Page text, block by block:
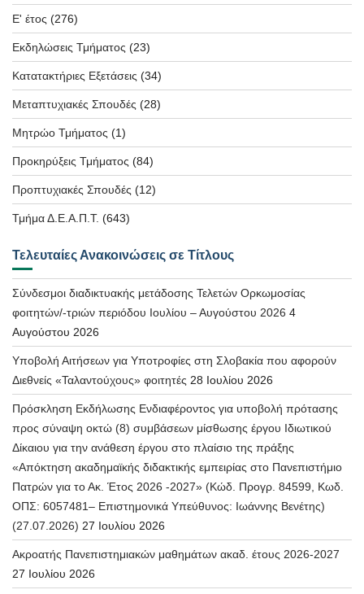
Ε' έτος (276)
Εκδηλώσεις Τμήματος (23)
Κατατακτήριες Εξετάσεις (34)
Μεταπτυχιακές Σπουδές (28)
Μητρώο Τμήματος (1)
Προκηρύξεις Τμήματος (84)
Προπτυχιακές Σπουδές (12)
Τμήμα Δ.Ε.Α.Π.Τ. (643)
Τελευταίες Ανακοινώσεις σε Τίτλους
Σύνδεσμοι διαδικτυακής μετάδοσης Τελετών Ορκωμοσίας
φοιτητών/-τριών περιόδου Ιουλίου – Αυγούστου 2026 4
Αυγούστου 2026
Υποβολή Αιτήσεων για Υποτροφίες στη Σλοβακία που αφορούν
Διεθνείς «Ταλαντούχους» φοιτητές 28 Ιουλίου 2026
Πρόσκληση Εκδήλωσης Ενδιαφέροντος για υποβολή πρότασης
προς σύναψη οκτώ (8) συμβάσεων μίσθωσης έργου Ιδιωτικού
Δίκαιου για την ανάθεση έργου στο πλαίσιο της πράξης
«Απόκτηση ακαδημαϊκής διδακτικής εμπειρίας στο Πανεπιστήμιο
Πατρών για το Ακ. Έτος 2026 -2027» (Κώδ. Προγρ. 84599, Κωδ.
ΟΠΣ: 6057481– Επιστημονικά Υπεύθυνος: Ιωάννης Βενέτης)
(27.07.2026) 27 Ιουλίου 2026
Ακροατής Πανεπιστημιακών μαθημάτων ακαδ. έτους 2026-2027
27 Ιουλίου 2026